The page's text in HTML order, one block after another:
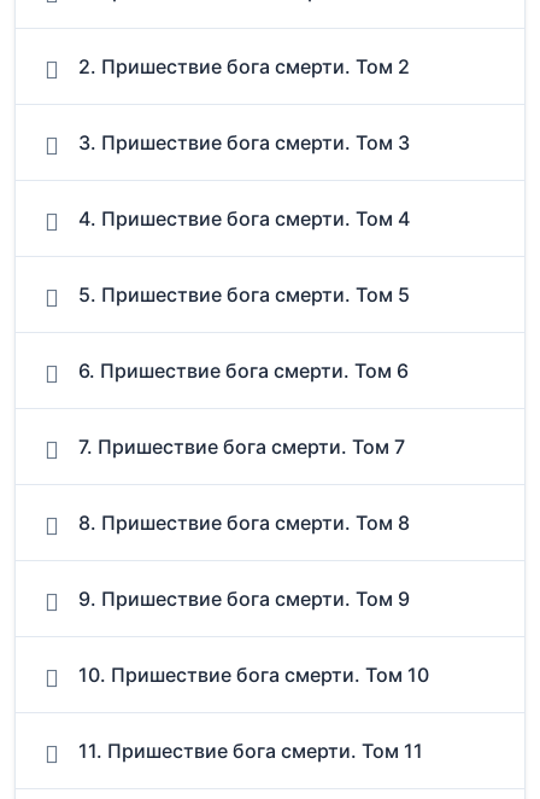
2. Пришествие бога смерти. Том 2
3. Пришествие бога смерти. Том 3
4. Пришествие бога смерти. Том 4
5. Пришествие бога смерти. Том 5
6. Пришествие бога смерти. Том 6
7. Пришествие бога смерти. Том 7
8. Пришествие бога смерти. Том 8
9. Пришествие бога смерти. Том 9
10. Пришествие бога смерти. Том 10
11. Пришествие бога смерти. Том 11